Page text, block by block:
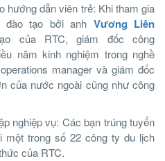
hướng dẫn viên trẻ: Khi tham gia
tạo bởi anh Vương Liên
của RTC, giám đốc công
năm kinh nghiệm trong nghề
manager và giám đốc
của nước ngoài cũng như công
nghiệp vụ: Các bạn trúng tuyển
trong số 22 công ty du lịch
của RTC.